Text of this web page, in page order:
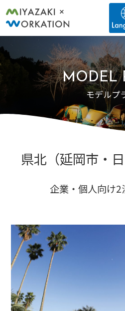
MODEL
モデルプ
県北（延岡市・
企業・個人向け2